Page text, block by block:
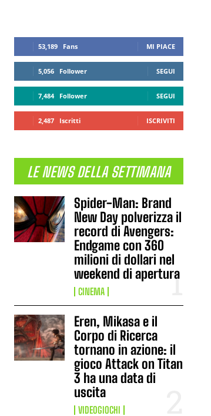
53,189 Fans MI PIACE
5,056 Follower SEGUI
7,484 Follower SEGUI
2,487 Iscritti ISCRIVITI
LE NEWS DELLA SETTIMANA
Spider-Man: Brand
New Day polverizza il
record di Avengers:
Endgame con 360
milioni di dollari nel
weekend di apertura
CINEMA
Eren, Mikasa e il
Corpo di Ricerca
tornano in azione: il
gioco Attack on Titan
3 ha una data di
uscita
VIDEOGIOCHI